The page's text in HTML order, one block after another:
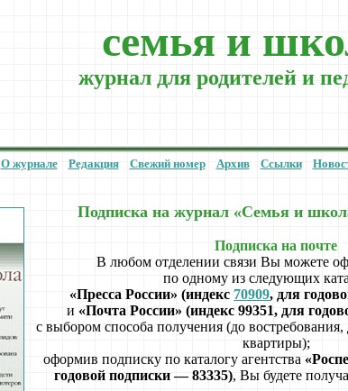
cемья и
журнал для родителей и
О журнале Редакция Свежий номер Архив Ссылки
Подписка на журнал «Семья и
Подписка на почте
В любом отделении связи Вы можете
по одному из следующих
«Пресса России» (индекс 70909, для
и «Почта России» (индекс 99351, для
с выбором способа получения (до
квартиры);
оформив подписку по каталогу агентства
годовой подписки — 83335), Вы будете